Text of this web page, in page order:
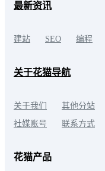
最新资讯
建站 SEO 编程
关于花猫导航
关于我们 其他分站
社媒账号
联系方式
花猫产品